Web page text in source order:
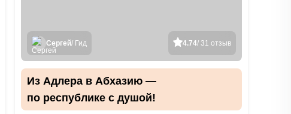
4.74/ 31 отзыв
Сергей/ Гид
Из Адлера в Абхазию —
по республике с душой!